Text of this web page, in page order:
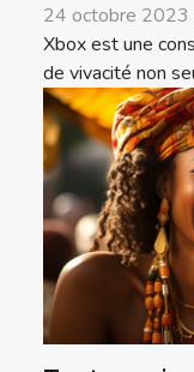
24 octobre 2023
Xbox est une
de vivacité non